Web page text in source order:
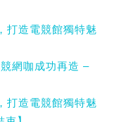
打造電競館獨特魅
網咖成功再造 –
打造電競館獨特魅